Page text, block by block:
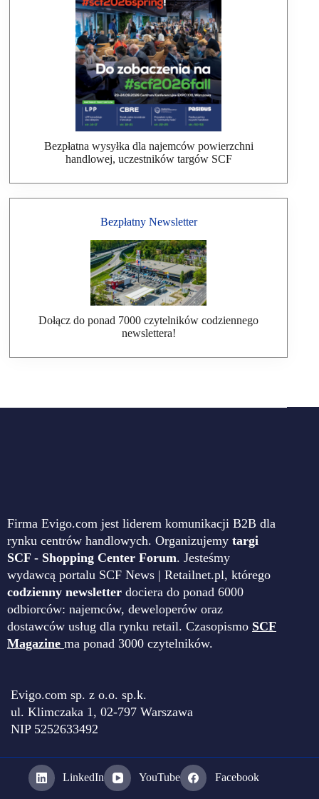
Bezpłatna wysyłka dla najemców powierzchni
handlowej, uczestników targów SCF
Bezpłatny Newsletter
Dołącz do ponad 7000 czytelników codziennego
newslettera!
Firma Evigo.com jest liderem komunikacji B2B dla
rynku centrów handlowych. Organizujemy targi
SCF - Shopping Center Forum. Jesteśmy
wydawcą portalu SCF News | Retailnet.pl, którego
codzienny newsletter dociera do ponad 6000
odbiorców: najemców, deweloperów oraz
dostawców usług dla rynku retail. Czasopismo SCF
Magazine ma ponad 3000 czytelników.
Evigo.com sp. z o.o. sp.k.
ul. Klimczaka 1, 02-797 Warszawa
NIP 5252633492
LinkedIn YouTube Facebook